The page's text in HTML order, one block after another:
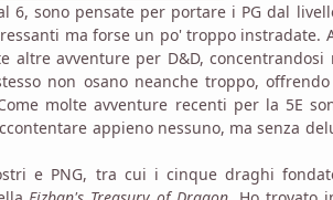
6, sono pensate per portare i PG dal
ma forse un po' troppo instradate.
avventure per D&D, concentrandosi
non osano neanche troppo,
molte avventure recenti per la 5E
appieno nessuno, ma senza
e PNG, tra cui i cinque draghi